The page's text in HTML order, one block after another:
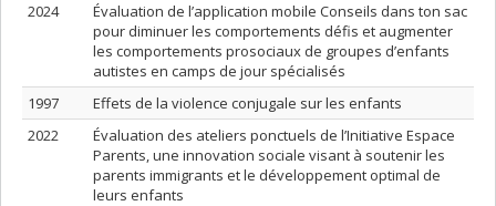
2024
Évaluation de l’application mobile Conseils dans ton sac
pour diminuer les comportements défis et augmenter
les comportements prosociaux de groupes d’enfants
autistes en camps de jour spécialisés
1997
Effets de la violence conjugale sur les enfants
2022
Évaluation des ateliers ponctuels de l’Initiative Espace
Parents, une innovation sociale visant à soutenir les
parents immigrants et le développement optimal de
leurs enfants